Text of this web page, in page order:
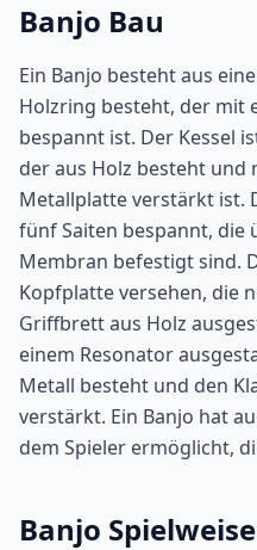
Banjo Bau
Ein Banjo besteht aus
Holzring besteht, der mit
bespannt ist. Der Kessel
der aus Holz besteht
Metallplatte verstärkt ist.
fünf Saiten bespannt, die
Membran befestigt sind.
Kopfplatte versehen, die
Griffbrett aus Holz
einem Resonator
Metall besteht und den
verstärkt. Ein Banjo hat
dem Spieler ermöglicht,
Banjo Spielweise